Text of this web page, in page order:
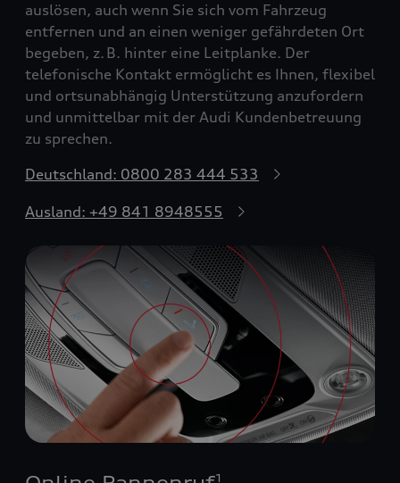
auslösen, auch wenn Sie sich vom Fahrzeug
entfernen und an einen weniger gefährdeten Ort
begeben, z. B. hinter eine Leitplanke. Der
telefonische Kontakt ermöglicht es Ihnen, flexibel
und ortsunabhängig Unterstützung anzufordern
und unmittelbar mit der Audi Kundenbetreuung
zu sprechen.
Deutschland: 0800 283 444 533
Ausland: +49 841 8948555
1